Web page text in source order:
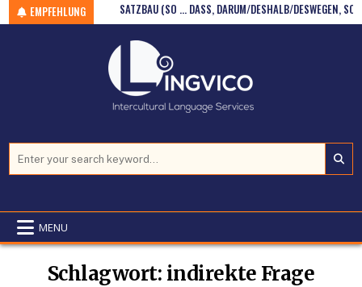
Skip to content
EMPFEHLUNG
– B1/B2) SATZBAU (SO … DASS, DARUM/DESHALB/DESWEGEN,
MENU
Schlagwort: indirekte Frage